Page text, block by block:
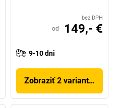
bez DPH
od 149,- €
9-10 dni
Zobraziť 2 variantov